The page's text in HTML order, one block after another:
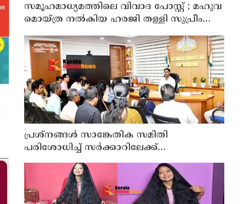
സമൂഹമാധ്യമത്തിലെ വിവാദ പോസ്റ്റ് ; മഹുവ
മൊയ്ത്ര നൽകിയ ഹരജി തള്ളി സുപ്രീം
പ്രശ്നങ്ങൾ സാങ്കേതിക സമിതി
പരിശോധിച്ച് സർക്കാറിലേക്ക്
പുനരധിവാസത്തിനുള്ള പ്രൊപ്പോസൽ
സമർപ്പിക്കും; കാസർ​ഗോട് ജില്ലാ കളക്ടർ